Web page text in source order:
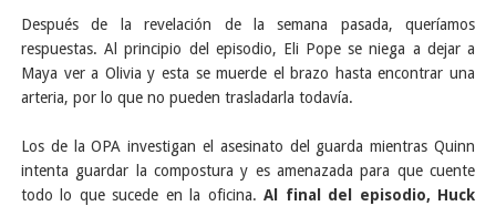
Después de la revelación de la semana pasada, queríamos
respuestas. Al principio del episodio, Eli Pope se niega a dejar a
Maya ver a Olivia y esta se muerde el brazo hasta encontrar una
arteria, por lo que no pueden trasladarla todavía.
Los de la OPA investigan el asesinato del guarda mientras Quinn
intenta guardar la compostura y es amenazada para que cuente
todo lo que sucede en la oficina.Al final del episodio, Huck